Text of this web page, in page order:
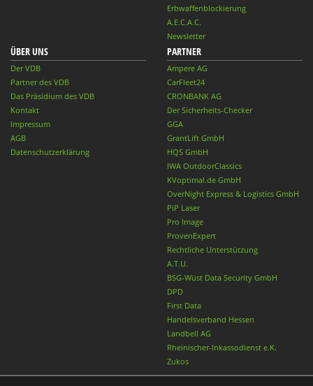
Erbwaffenblockierung
A.E.C.A.C.
Newsletter
ÜBER UNS
Der VDB
Partner des VDB
Das Präsidium des VDB
Kontakt
Impressum
AGB
Datenschutzerklärung
PARTNER
Ampere AG
CarFleet24
CRONBANK AG
Der Sicherheits-Checker
GGA
GrantLift GmbH
HQS GmbH
IWA OutdoorClassics
KVoptimal.de GmbH
OverNight Express & Logistics GmbH
PiP Laser
Pro Image
ProvenExpert
Rechtliche Unterstützung
A.T.U.
BSG-Wüst Data Security GmbH
DPD
First Data
Handelsverband Hessen
Landbell AG
Rheinischer-Inkassodienst e.K.
Zukos